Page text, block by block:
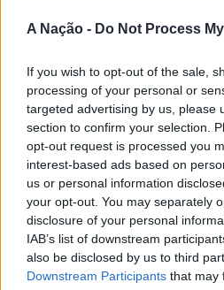
A Nação - Do Not Process
If you wish to opt-out of the sale,
processing of your personal or
targeted advertising by us, please
section to confirm your selection.
opt-out request is processed you
interest-based ads based on
us or personal information
your opt-out. You may separately
disclosure of your personal
IAB’s list of downstream
also be disclosed by us to third
Downstream Participants that may
cérebro, favorecendo a fadiga
manter a atenção e a
aumentam a sensação de
prolongado pode elevar os
prejudicar o desempenho
Fabiano de Abreu Agrela
evidências de que o ambiente
genéticas na espécie humana. A
afirma, ocorre por meio da
pelo qual os circuitos neurais
resposta às experiências.
“Millennium Estoril
regressou ao
vitória do francês
Publicado 3 dias atrás on 07/
Por Ígor Lopes
O “Millennium Estoril Open
dias 18 e 26 de julho, no Clube